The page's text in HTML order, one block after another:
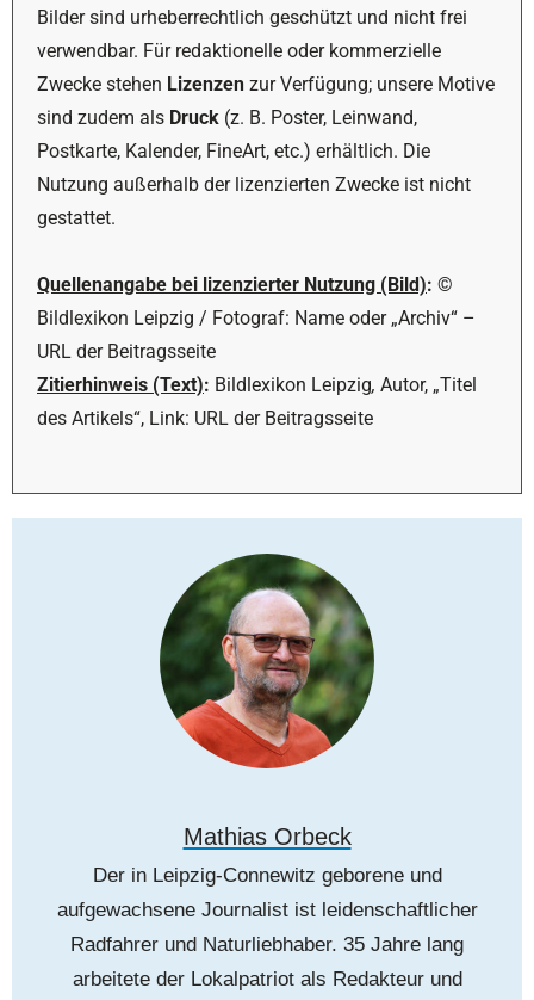
Bilder sind urheberrechtlich geschützt und nicht frei
verwendbar. Für redaktionelle oder kommerzielle
Zwecke stehen Lizenzen zur Verfügung; unsere Motive
sind zudem als Druck (z. B. Poster, Leinwand,
Postkarte, Kalender, FineArt, etc.) erhältlich. Die
Nutzung außerhalb der lizenzierten Zwecke ist nicht
gestattet.
Quellenangabe bei lizenzierter Nutzung (Bild): ©
Bildlexikon Leipzig / Fotograf: Name oder „Archiv“ –
URL der Beitragsseite
Zitierhinweis (Text): Bildlexikon Leipzig, Autor, „Titel
des Artikels“, Link: URL der Beitragsseite
Mathias Orbeck
Der in Leipzig-Connewitz geborene und
aufgewachsene Journalist ist leidenschaftlicher
Radfahrer und Naturliebhaber. 35 Jahre lang
arbeitete der Lokalpatriot als Redakteur und